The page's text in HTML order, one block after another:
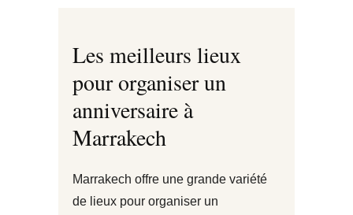
Les meilleurs lieux
pour organiser un
anniversaire à
Marrakech
Marrakech offre une grande variété
de lieux pour organiser un